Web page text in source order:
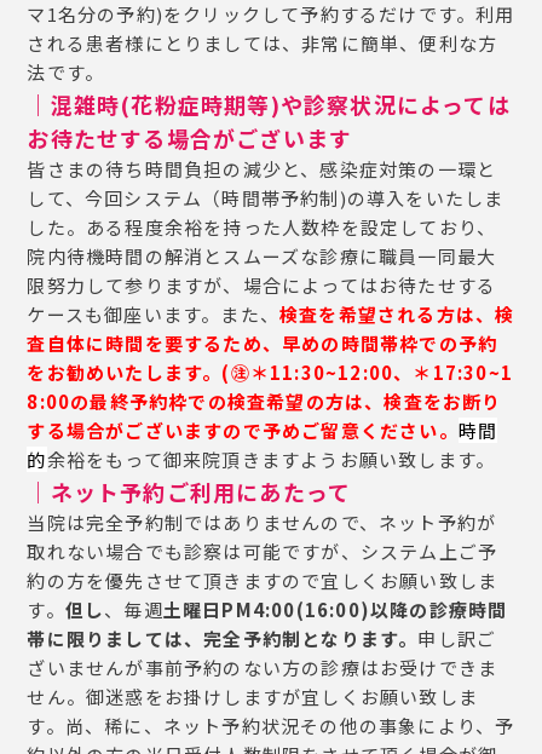
マ1名分の予約)をクリックして予約するだけです。利用
される患者様にとりましては、非常に簡単、便利な方
法です。
｜混雑時(花粉症時期等)や診察状況によっては
お待たせする場合がございます
皆さまの待ち時間負担の減少と、感染症対策の一環と
して、今回システム（時間帯予約制)の導入をいたしま
した。ある程度余裕を持った人数枠を設定しており、
院内待機時間の解消とスムーズな診療に職員一同最大
限努力して参りますが、場合によってはお待たせする
ケースも御座います。また、検査を希望される方は、検
査自体に時間を要するため、早めの時間帯枠での予約
をお勧めいたします。(㊟＊11:30~12:00、＊17:30~1
8:00の最終予約枠での検査希望の方は、検査をお断り
する場合がございますので予めご留意ください。 時間
的余裕をもって御来院頂きますようお願い致します。
｜ネット予約ご利用にあたって
当院は完全予約制ではありませんので、ネット予約が
取れない場合でも診察は可能ですが、システム上ご予
約の方を優先させて頂きますので宜しくお願い致しま
す。 但し、毎週土曜日PM4:00(16:00)以降の診療時間
帯に限りましては、完全予約制となります。 申し訳ご
ざいませんが事前予約のない方の診療はお受けできま
せん。御迷惑をお掛けしますが宜しくお願い致しま
す。尚、稀に、ネット予約状況その他の事象により、予